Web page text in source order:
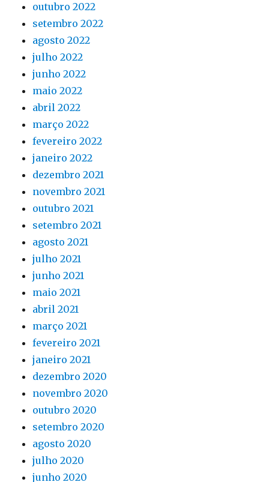
outubro 2022
setembro 2022
agosto 2022
julho 2022
junho 2022
maio 2022
abril 2022
março 2022
fevereiro 2022
janeiro 2022
dezembro 2021
novembro 2021
outubro 2021
setembro 2021
agosto 2021
julho 2021
junho 2021
maio 2021
abril 2021
março 2021
fevereiro 2021
janeiro 2021
dezembro 2020
novembro 2020
outubro 2020
setembro 2020
agosto 2020
julho 2020
junho 2020